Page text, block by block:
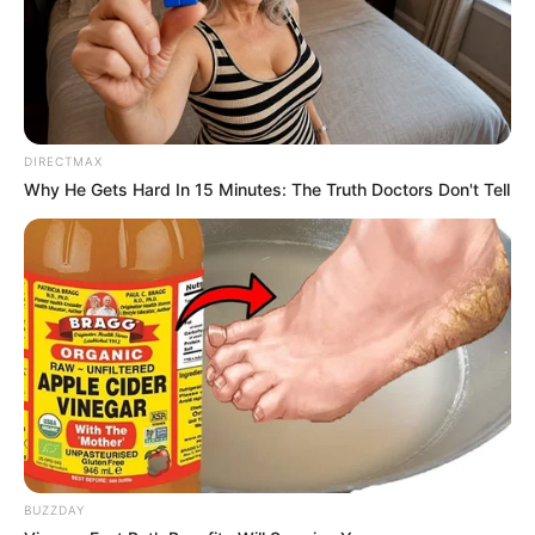
Μπήκε σε κατάστημα για την τουαλέτα
και άδειασε την αποθήκη των
υπαλλήλων! (Βίντεο ντοκουμέντο)
Χειροπέδες σε 31χρονο φυγόποινο στη
της Interpol
Περιπέτεια στο βουνό για 18χρονο στη
Θάσο: Η κλήση στο 112 και η έγκαιρη
επέμβαση των πυροσβεστών τον
έσωσαν!
Επίδομα 150€: Πότε πληρώνεται η
έκτακτη ενίσχυση για παιδιά
DIRECTMAX
Why He Gets Hard In 15 Minutes: The Truth Doctors Don't Tell
BUZZDAY